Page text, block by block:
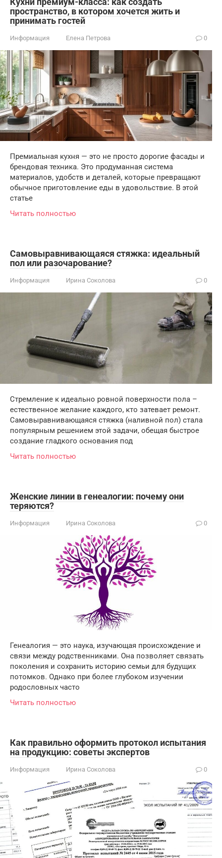
пространство, в котором хочется жить и
принимать гостей
Информация Елена Петрова 0
Премиальная кухня — это не просто дорогие фасады и
брендовая техника. Это продуманная система
материалов, удобств и деталей, которые превращают
обычное приготовление еды в удовольствие. В этой
статье
Читать полностью
Самовыравнивающаяся стяжка: идеальный
пол или разочарование?
Информация Ирина Соколова 0
Стремление к идеально ровной поверхности пола –
естественное желание каждого, кто затевает ремонт.
Самовыравнивающаяся стяжка (наливной пол) стала
популярным решением этой задачи, обещая быстрое
создание гладкого основания под
Читать полностью
Женские линии в генеалогии: почему они
теряются?
Информация Ирина Соколова 0
Генеалогия — это наука, изучающая происхождение и
связи между родственниками. Она позволяет связать
поколения и сохранить историю семьи для будущих
потомков. Однако при более глубоком изучении
родословных часто
Читать полностью
Как правильно оформить протокол испытания
на продукцию: советы экспертов
Информация Ирина Соколова 0